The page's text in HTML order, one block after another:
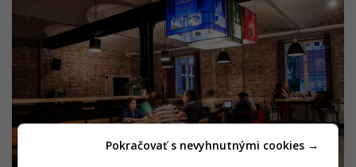
Pokračovať s nevyhnutnými cookies →